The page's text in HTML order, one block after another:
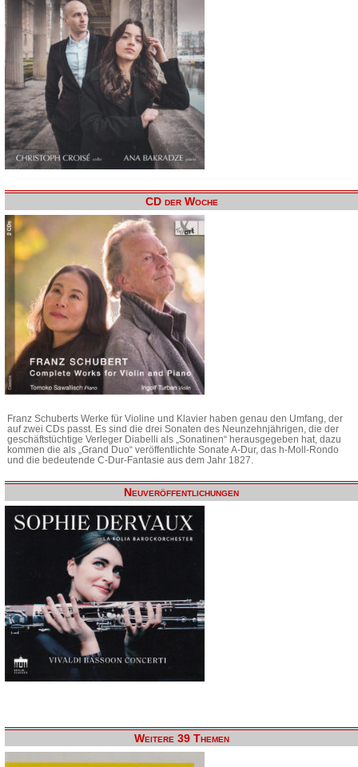
CD der Woche
Franz Schuberts Werke für Violine und Klavier haben genau den Umfang, der
auf zwei CDs passt. Es sind die drei Sonaten des Neunzehnjährigen, die der
geschäftstüchtige Verleger Diabelli als „Sonatinen“ herausgegeben hat, dazu
kommen die als „Grand Duo“ veröffentlichte Sonate A-Dur, das h-Moll-Rondo
und die bedeutende C-Dur-Fantasie aus dem Jahr 1827.
Neuveröffentlichungen
Weitere 39 Themen